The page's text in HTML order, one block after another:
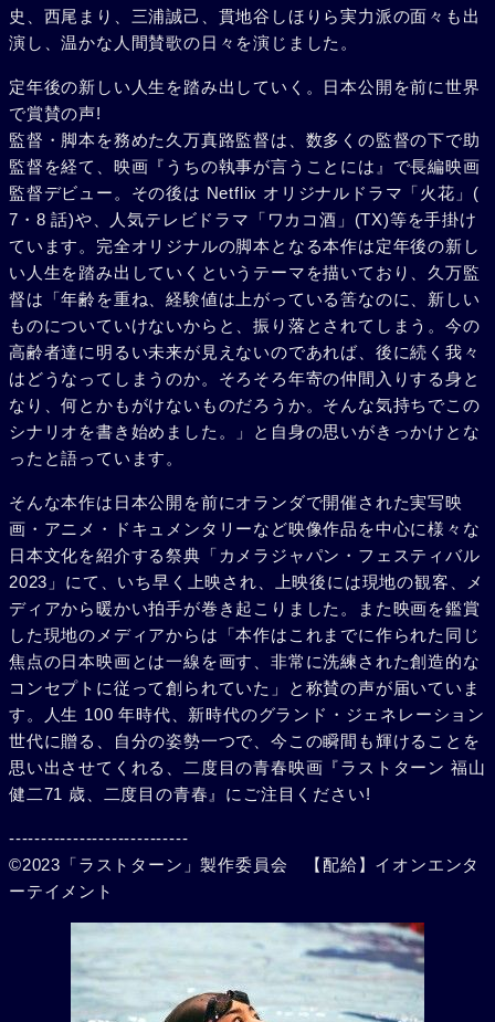
史、西尾まり、三浦誠己、貫地谷しほりら実力派の面々も出
演し、温かな人間賛歌の日々を演じました。
定年後の新しい人生を踏み出していく。日本公開を前に世界
で賞賛の声!
監督・脚本を務めた久万真路監督は、数多くの監督の下で助
監督を経て、映画『うちの執事が言うことには』で長編映画
監督デビュー。その後は Netflix オリジナルドラマ「火花」(
7・8 話)や、人気テレビドラマ「ワカコ酒」(TX)等を手掛け
ています。完全オリジナルの脚本となる本作は定年後の新し
い人生を踏み出していくというテーマを描いており、久万監
督は「年齢を重ね、経験値は上がっている筈なのに、新しい
ものについていけないからと、振り落とされてしまう。今の
高齢者達に明るい未来が見えないのであれば、後に続く我々
はどうなってしまうのか。そろそろ年寄の仲間入りする身と
なり、何とかもがけないものだろうか。そんな気持ちでこの
シナリオを書き始めました。」と自身の思いがきっかけとな
ったと語っています。
そんな本作は日本公開を前にオランダで開催された実写映
画・アニメ・ドキュメンタリーなど映像作品を中心に様々な
日本文化を紹介する祭典「カメラジャパン・フェスティバル
2023」にて、いち早く上映され、上映後には現地の観客、メ
ディアから暖かい拍手が巻き起こりました。また映画を鑑賞
した現地のメディアからは「本作はこれまでに作られた同じ
焦点の日本映画とは一線を画す、非常に洗練された創造的な
コンセプトに従って創られていた」と称賛の声が届いていま
す。人生 100 年時代、新時代のグランド・ジェネレーション
世代に贈る、自分の姿勢一つで、今この瞬間も輝けることを
思い出させてくれる、二度目の青春映画『ラストターン 福山
健二71 歳、二度目の青春』にご注目ください!
----------------------------
©2023「ラストターン」製作委員会 【配給】イオンエンタ
ーテイメント